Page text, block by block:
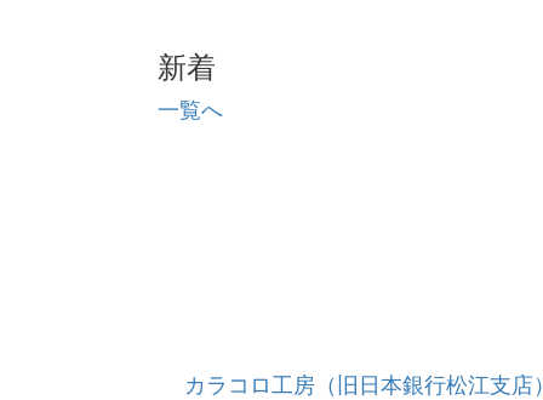
新着
一覧へ
カラコロ工房（旧日本銀行松江支店